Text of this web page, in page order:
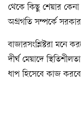
থেকে কিছু শেয়ার
অগ্রগতি সম্পর্কে
বাজারসংশ্লিষ্টরা
দীর্ঘ মেয়াদে
ধাপ হিসেবে কাজ